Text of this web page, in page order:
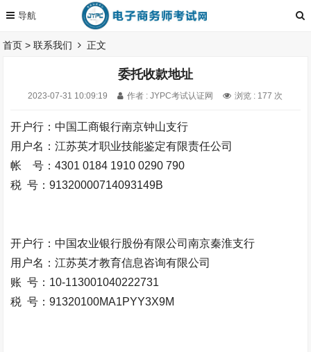
首页 >联系我们 正文
委托收款地址
2023-07-31 10:09:19 作者 : JYPC考试认证网 浏览 : 177 次
开户行：中国工商银行南京钟山支行
用户名：江苏英才职业技能鉴定有限责任公司
帐 号：4301 0184 1910 0290 790
税 号：91320000714093149B
开户行：中国农业银行股份有限公司南京秦淮支行
用户名：江苏英才教育信息咨询有限公司
账 号：10-113001040222731
税 号：91320100MA1PYY3X9M